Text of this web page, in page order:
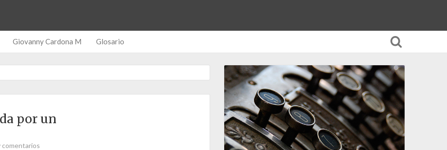
Giovanny Cardona M Glosario
por un
comentarios